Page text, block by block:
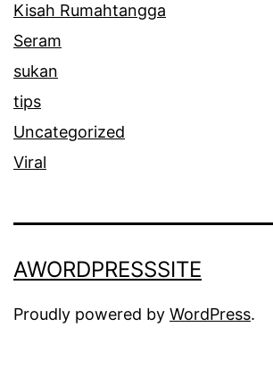
Kisah Rumahtangga
Seram
sukan
tips
Uncategorized
Viral
AWORDPRESSSITE
Proudly powered by WordPress.